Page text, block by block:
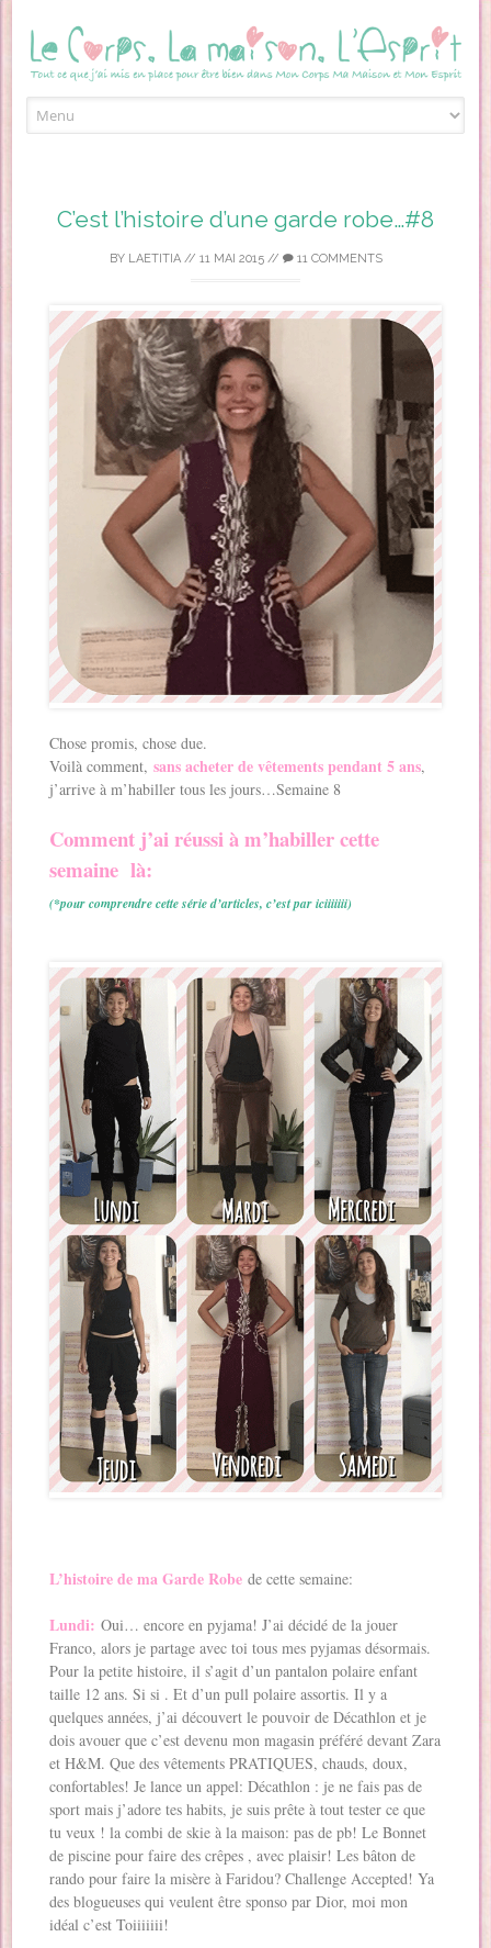
C’est l’histoire d’une garde robe…#8
BY LAETITIA// 11 MAI 2015// 11 COMMENTS
Chose promis, chose due.
Voilà comment,sans acheter de vêtements pendant 5 ans,
j’arrive à m’habiller tous les jours…Semaine 8
Comment j’ai réussi à m’habiller cette
semaine là:
(*pour comprendre cette série d’articles, c’est par iciiiiiii)
L’histoire de ma Garde Robe de cette semaine:
Lundi: Oui… encore en pyjama! J’ai décidé de la jouer
Franco, alors je partage avec toi tous mes pyjamas désormais.
Pour la petite histoire, il s’agit d’un pantalon polaire enfant
taille 12 ans. Si si . Et d’un pull polaire assortis. Il y a
quelques années, j’ai découvert le pouvoir de Décathlon et je
dois avouer que c’est devenu mon magasin préféré devant Zara
et H&M. Que des vêtements PRATIQUES, chauds, doux,
confortables! Je lance un appel: Décathlon : je ne fais pas de
sport mais j’adore tes habits, je suis prête à tout tester ce que
tu veux ! la combi de skie à la maison: pas de pb! Le Bonnet
de piscine pour faire des crêpes , avec plaisir! Les bâton de
rando pour faire la misère à Faridou? Challenge Accepted! Ya
des blogueuses qui veulent être sponso par Dior, moi mon
idéal c’est Toiiiiiii!